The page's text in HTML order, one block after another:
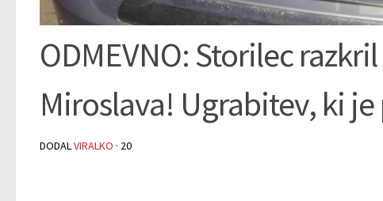
ODMEVNO: Storilec
Miroslava! Ugrabitev, ki
DODALVIRALKO · 20